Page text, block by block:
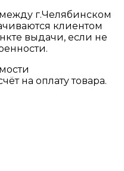
г.Челябинском
клиентом
выдачи, если не
на оплату товара.